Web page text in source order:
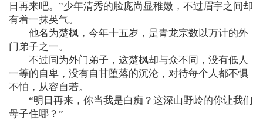
日再来吧。”少年清秀的脸庞尚显稚嫩，不过眉宇之间却
有着一抹英气。
他名为楚枫，今年十五岁，是青龙宗数以万计的外
门弟子之一。
不过同为外门弟子，这楚枫却与众不同，没有低人
一等的自卑，没有自甘堕落的沉沦，对待每个人都不惧
不怕，从容自若。
“明日再来，你当我是白痴？这深山野岭的你让我们
母子住哪？”